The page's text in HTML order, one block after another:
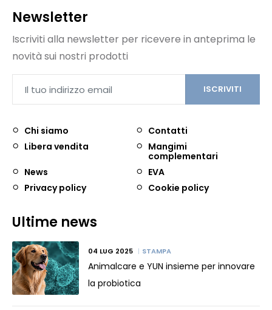
Newsletter
Iscriviti alla newsletter per ricevere in anteprima le
novità sui nostri prodotti
ISCRIVITI
Chi siamo
Contatti
Libera vendita
Mangimi
complementari
News
EVA
Privacy policy
Cookie policy
Ultime news
04 LUG 2025 STAMPA
Animalcare e YUN insieme per innovare
la probiotica